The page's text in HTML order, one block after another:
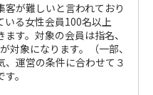
が難しいと言われており
いる女性会員100名以上
す。対象の会員は指名、
対象になります。（一部、
運営の条件に合わせて３
。